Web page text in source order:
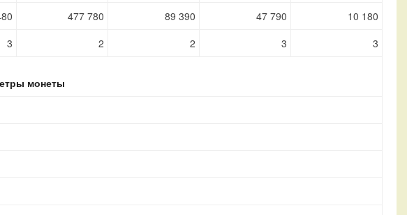
477 780 89 390 47 790
10 180
3 2 2 3 3
монеты